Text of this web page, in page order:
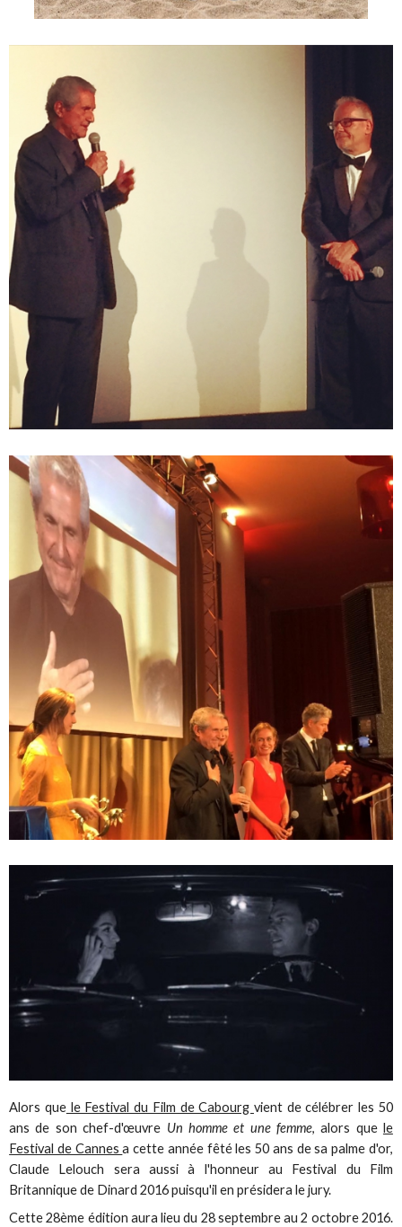
Alors quele Festival du Film de Cabourg vient de célébrer les 50
ans de son chef-d'œuvre Un homme et une femme, alors que le
Festival de Cannesa cette année fêté les 50 ans de sa palme d'or,
Claude Lelouch sera aussi à l'honneur au Festival du Film
Britannique de Dinard 2016 puisqu'il en présidera le jury.
Cette 28ème édition aura lieu du 28 septembre au 2 octobre 2016.